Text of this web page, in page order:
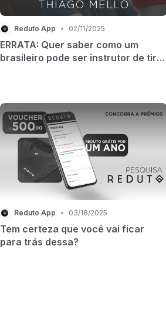
Reduto App • 02/11/2025
ERRATA: Quer saber como um
brasileiro pode ser instrutor de tiro
Reduto App • 03/18/2025
Tem certeza que você vai ficar
para trás dessa?